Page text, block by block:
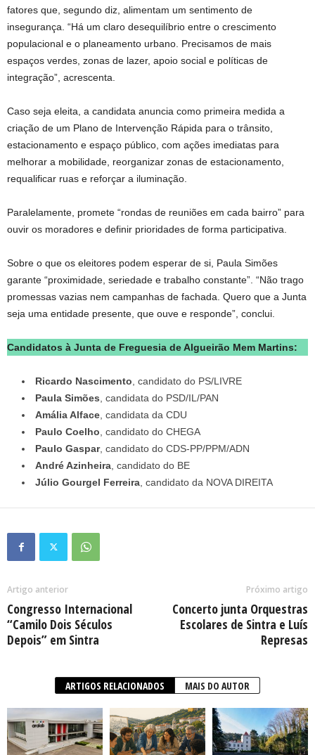
fatores que, segundo diz, alimentam um sentimento de
insegurança. “Há um claro desequilíbrio entre o crescimento
populacional e o planeamento urbano. Precisamos de mais
espaços verdes, zonas de lazer, apoio social e políticas de
integração”, acrescenta.
Caso seja eleita, a candidata anuncia como primeira medida a
criação de um Plano de Intervenção Rápida para o trânsito,
estacionamento e espaço público, com ações imediatas para
melhorar a mobilidade, reorganizar zonas de estacionamento,
requalificar ruas e reforçar a iluminação.
Paralelamente, promete “rondas de reuniões em cada bairro” para
ouvir os moradores e definir prioridades de forma participativa.
Sobre o que os eleitores podem esperar de si, Paula Simões
garante “proximidade, seriedade e trabalho constante”. “Não trago
promessas vazias nem campanhas de fachada. Quero que a Junta
seja uma entidade presente, que ouve e responde”, conclui.
Candidatos à Junta de Freguesia de Algueirão Mem Martins:
Ricardo Nascimento , candidato do PS/LIVRE
Paula Simões , candidata do PSD/IL/PAN
Amália Alface , candidata da CDU
Paulo Coelho , candidato do CHEGA
Paulo Gaspar, candidato do CDS-PP/PPM/ADN
André Azinheira , candidato do BE
Júlio Gourgel Ferreira , candidato da NOVA DIREITA
Artigo anterior
Congresso Internacional
“Camilo Dois Séculos
Depois” em Sintra
Próximo artigo
Concerto junta Orquestras
Escolares de Sintra e Luís
Represas
ARTIGOS RELACIONADOS MAIS DO AUTOR